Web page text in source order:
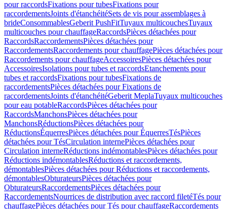
pour raccordsFixations pour tubesFixations pour
raccordementsJoints d'étanchéitéSets de vis pour assemblages à
brideConsommablesGeberit PushFitTuyaux multicouchesTuyaux
multicouches pour chauffageRaccordsPièces détachées pour
RaccordsRaccordementsPièces détachées pour
RaccordementsRaccordements pour chauffagePièces détachées pour
Raccordements pour chauffageAccessoiresPièces détachées pour
AccessoiresIsolations pour tubes et raccordsEtanchements pour
tubes et raccordsFixations pour tubesFixations de
raccordementsPièces détachées pour Fixations de
raccordementsJoints d'étanchéitéGeberit MeplaTuyaux multicouches
pour eau potableRaccordsPièces détachées pour
RaccordsManchonsPièces détachées pour
ManchonsRéductionsPièces détachées pour
RéductionsÉquerresPièces détachées pour ÉquerresTésPièces
détachées pour TésCirculation internePièces détachées pour
Circulation interneRéductions indémontablesPièces détachées pour
Réductions indémontablesRéductions et raccordements,
démontablesPièces détachées pour Réductions et raccordements,
démontablesObturateursPièces détachées pour
ObturateursRaccordementsPièces détachées pour
RaccordementsNourrices de distribution avec raccord filetéTés pour
chauffagePièces détachées pour Tés pour chauffageRaccordements